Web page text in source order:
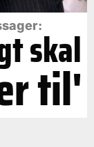
skal
til'